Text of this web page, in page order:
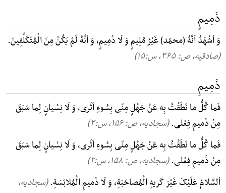
ذَمِیمٍ
وَ اَشْهَدُ اَنَّهُ (محمّد) غَیْرُ مُلِیمٍ وَ لَا ذَمِیمٍ، وَ اَنَّهُ لَمْ یَکُنْ مِنَ الْمُتَکَلِّفِینَ.
(صادقیه، ص: ۳۶۵, س:۱۵)
ذَمِیمِ
فَما کُلُّ ما نَطَقْتُ بِه عَنْ جَهْلٍ مِنّی بِسُوءِ اَثَری، وَ لَا نِسْیانٍ لِما سَبَقَ
مِنْ ذَمیمِ فِعْلی.(سجادیه، ص: ۱۵۶, س:۳)
فَما کُلُّ ما نَطَقْتُ بِه عَنْ جَهْلٍ مِنّی بِسُوءِ اَثَری، وَ لَا نِسْیانٍ لِما سَبَقَ
مِنْ ذَمیمِ فِعْلی.(سجادیه، ص: ۱۵۸, س:۲)
اَلسَّلامُ عَلَیْکَ غَیْرَ کَریهِ الْمُصاحَبَةِ، وَ لَا ذَمیمِ الْمُلابَسَةِ.(سجادیه،